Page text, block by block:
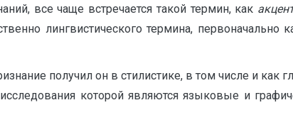
все чаще встречается такой термин, как
лингвистического термина, первоначально
получил он в стилистике, в том числе и как
которой являются языковые и